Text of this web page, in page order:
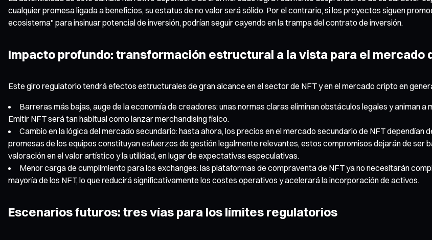
cualquier promesa ligada a beneficios, su estatus de no valor será sólido. Por el contrario, si los proyectos siguen
ecosistema" para insinuar potencial de inversión, podrían seguir cayendo en la trampa del contrato de inversión.
Impacto profundo: transformación estructural a la vista para el mercado
Este giro regulatorio tendrá efectos estructurales de gran alcance en el sector de NFT y en el mercado cripto en
Barreras más bajas, auge de la economía de creadores: unas normas claras eliminan obstáculos legales y animan
Emitir NFT será tan habitual como lanzar merchandising físico.
Cambio en la lógica del mercado secundario: hasta ahora, los precios en el mercado secundario de NFT dependían
promesas de los equipos constituyan esfuerzos de gestión legalmente relevantes, estos compromisos dejarán de ser
valoración en el valor artístico y la utilidad, en lugar de expectativas especulativas.
Menor carga de cumplimiento para los exchanges: las plataformas de compraventa de NFT ya no necesitarán
mayoría de los NFT, lo que reducirá significativamente los costes operativos y acelerará la incorporación de activos.
Escenarios futuros: tres vías para los límites regulatorios